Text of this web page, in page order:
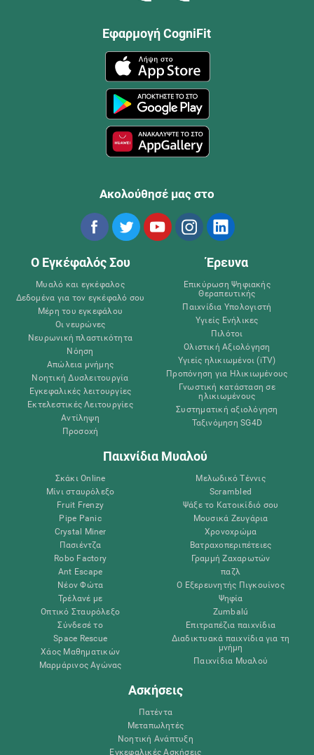
Εφαρμογή CogniFit
Ακολούθησέ μας στο
Ο Εγκέφαλός Σου
Μυαλό και εγκέφαλος
Δεδομένα για τον εγκέφαλό σου
Μέρη του εγκεφάλου
Οι νευρώνες
Νευρωνική πλαστικότητα
Νόηση
Απώλεια μνήμης
Νοητική Δυσλειτουργία
Εγκεφαλικές λειτουργίες
Εκτελεστικές Λειτουργίες
Αντίληψη
Προσοχή
Έρευνα
Επικύρωση Ψηφιακής
Θεραπευτικής
Παιχνίδια Υπολογιστή
Υγιείς Ενήλικες
Πιλότοι
Ολιστική Αξιολόγηση
Υγιείς ηλικιωμένοι (iTV)
Προπόνηση για Ηλικιωμένους
Γνωστική κατάσταση σε
ηλικιωμένους
Συστηματική αξιολόγηση
Ταξινόμηση SG4D
Παιχνίδια Μυαλού
Σκάκι Online
Μίνι σταυρόλεξο
Fruit Frenzy
Pipe Panic
Crystal Miner
Πασιέντζα
Robo Factory
Ant Escape
Νέον Φώτα
Τρέλανέ με
Οπτικό Σταυρόλεξο
Σύνδεσέ το
Space Rescue
Χάος Μαθηματικών
Μαρμάρινος Αγώνας
Μελωδικό Τέννις
Scrambled
Ψάξε το Κατοικίδιό σου
Μουσικά Ζευγάρια
Χρονοχρώμα
Βατραχοπεριπέτειες
Γραμμή Ζαχαρωτών
παζλ
Ο Εξερευνητής Πιγκουίνος
Ψηφία
Zumbalú
Επιτραπέζια παιχνίδια
Διαδικτυακά παιχνίδια για τη
μνήμη
Παιχνίδια Μυαλού
Ασκήσεις
Πατέντα
Μεταπωλητές
Νοητική Ανάπτυξη
Εγκεφαλικές Ασκήσεις